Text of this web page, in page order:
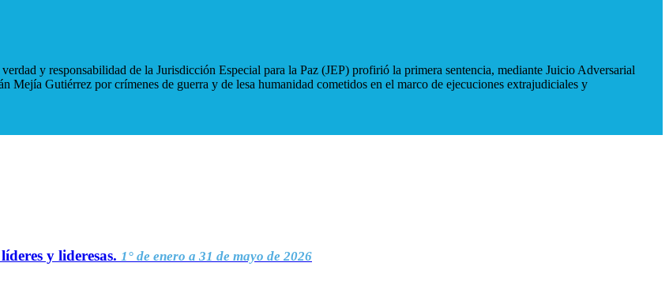
y responsabilidad de la Jurisdicción Especial para la Paz (JEP) profirió la primera sentencia, mediante Juicio Adversarial
Gutiérrez por crímenes de guerra y de lesa humanidad cometidos en el marco de ejecuciones extrajudiciales y
y lideresas. 1° de enero a 31 de mayo de 2026